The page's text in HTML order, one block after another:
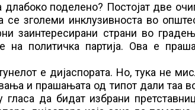
длабоко поделено? Постојат две
зголеми инклузивноста во
заинтересирани страни во
на политичка партија. Ова е
е дијаспората. Но, тука не
и прашањата од типот дали таа
да бидат избрани